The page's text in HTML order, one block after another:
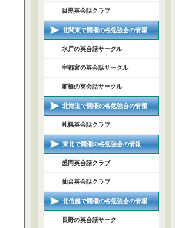
目黒英会話クラブ
北関東で開催の各勉強会の情報
水戸の英会話サークル
宇都宮の英会話サークル
前橋の英会話サークル
北海道で開催の各勉強会の情報
札幌英会話クラブ
東北で開催の各勉強会の情報
盛岡英会話クラブ
仙台英会話クラブ
北信越で開催の各勉強会の情報
長野の英会話サーク